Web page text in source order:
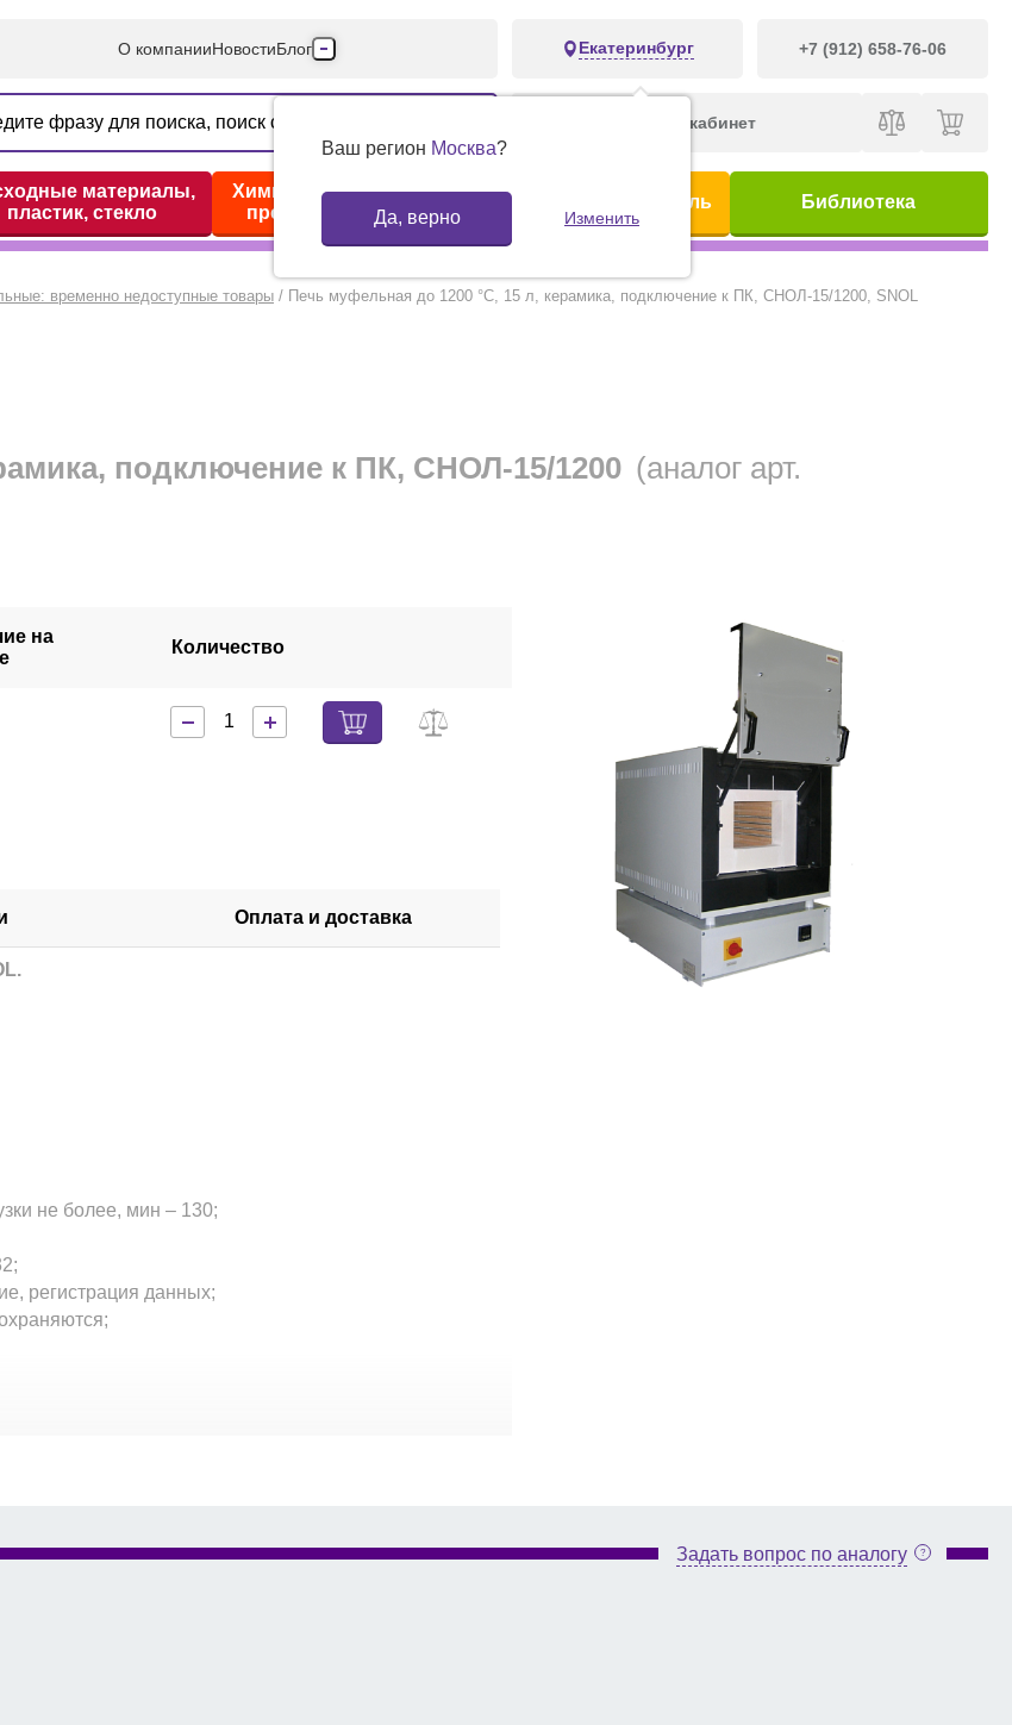
О компанииНовостиБлог
Производители
Партнеры
Контакты
Екатеринбург +7 (912) 658-76-06
Ваш регион Москва?
Да, верно Изменить
Личный кабинет
материалы,
пластик, стекло
Химические реактивы,
препараты, наборы
Предметный указатель Библиотека
временно недоступные товары / Печь муфельная до 1200 °С, 15 л, керамика, подключение к ПК, СНОЛ-15/1200, SNOL
подключение к ПК, СНОЛ-15/1200 (аналог арт.
на
Количество
Оплата и доставка
не более, мин – 130;
регистрация данных;
Задать вопрос по аналогу